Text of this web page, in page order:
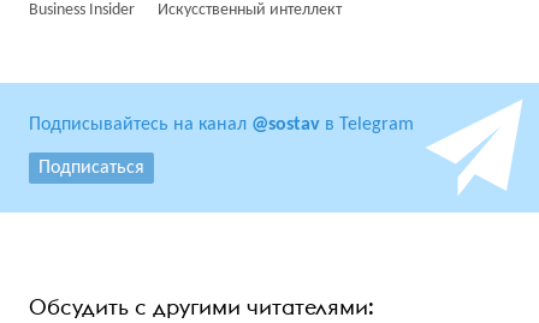
Business Insider Искусственный интеллект
Подписывайтесь на канал @sostav в Telegram
Подписаться
Обсудить с другими читателями: